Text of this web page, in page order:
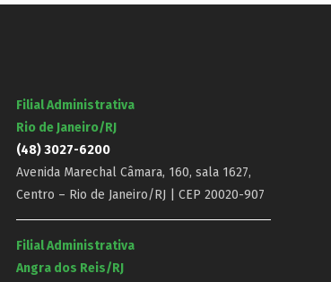
Filial Administrativa
Rio de Janeiro/RJ
(48) 3027-6200
Avenida Marechal Câmara, 160, sala 1627,
Centro – Rio de Janeiro/RJ | CEP 20020-907
Filial Administrativa
Angra dos Reis/RJ